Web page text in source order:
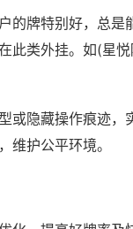
牌特别好，总是
此类外挂。如(星悦
或隐藏操作痕迹，
维护公平环境。